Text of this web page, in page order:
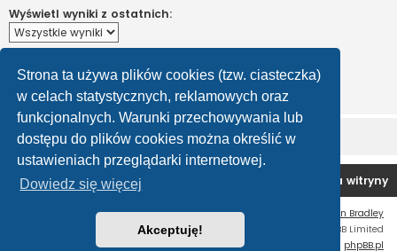
Strona ta używa plików cookies (tzw. ciasteczka)
w celach statystycznych, reklamowych oraz
funkcjonalnych. Warunki przechowywania lub
dostępu do plików cookies można określić w
ustawieniach przeglądarki internetowej.
Dowiedz się więcej
Akceptuję!
Wyświetl wyniki z ostatnich:
Ustaw 0, aby wyświetlić cały post.
znaków w poście
Forum OC PL Strona główna Usuń ciasteczka witryny
Ian Bradley
Technologię dostarczaphpBB
® Forum Software © phpBB Limited
Polski pakiet językowy dostarcza phpBB.pl